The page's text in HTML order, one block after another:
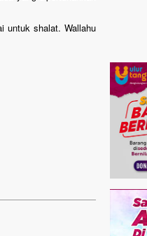
untuk shalat. Wallahu